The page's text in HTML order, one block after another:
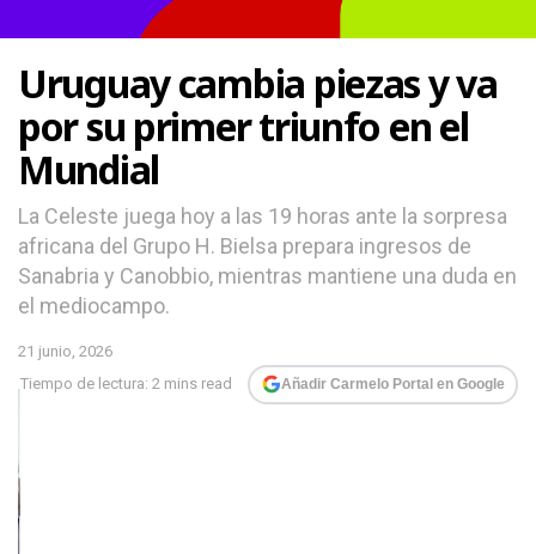
Uruguay cambia piezas y va
por su primer triunfo en el
Mundial
La Celeste juega hoy a las 19 horas ante la sorpresa
africana del Grupo H. Bielsa prepara ingresos de
Sanabria y Canobbio, mientras mantiene una duda en
el mediocampo.
21 junio, 2026
Tiempo de lectura: 2 mins read
Añadir Carmelo Portal en Google